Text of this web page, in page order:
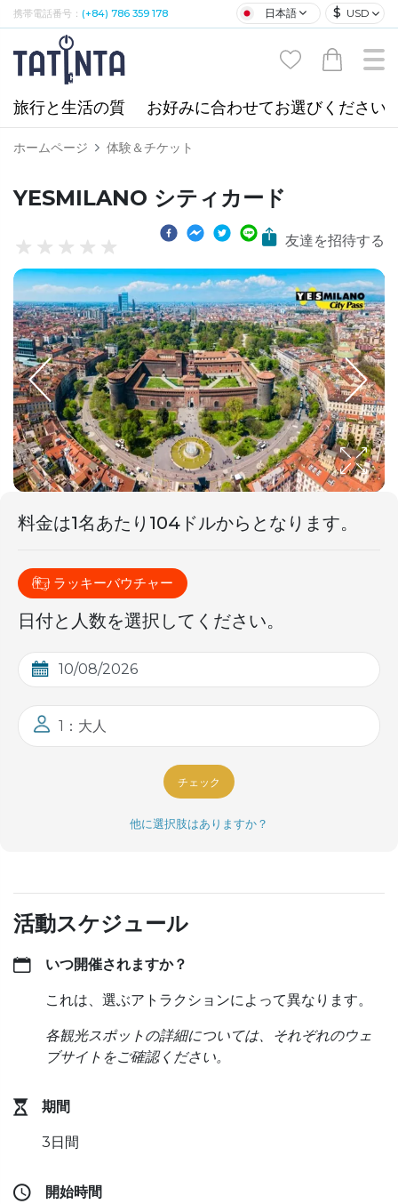
携帯電話番号： (+84) 786 359 178 日本語 $ USD
旅行と生活の質 お好みに合わせてお選びください
ホームページ 体験＆チケット
YESMILANO シティカード
友達を招待する
料金は1名あたり 104ドルから​​となります。
ラッキーバウチャー
日付と人数を選択してください。
1：大人
チェック
他に選択肢はありますか？
活動スケジュール
いつ開催されますか？
これは、選ぶアトラクションによって異なります。
各観光スポットの詳細については、それぞれのウェ
ブサイトをご確認ください。
期間
3日間
開始時間